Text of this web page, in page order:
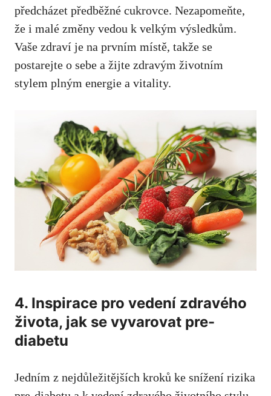
předcházet předběžné cukrovce. Nezapomeňte,
že‍ i malé⁤ změny vedou k ​velkým výsledkům.
Vaše zdraví je na prvním místě, takže se
postarejte o sebe a žijte zdravým životním
stylem plným energie⁢ a‍ vitality.
4. Inspirace pro vedení zdravého​
života, ‌jak se vyvarovat pre-
diabetu
Jedním z nejdůležitějších kroků ke ⁢snížení rizika